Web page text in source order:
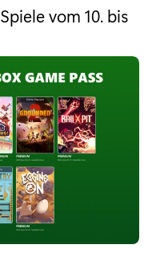
vom 10. bis